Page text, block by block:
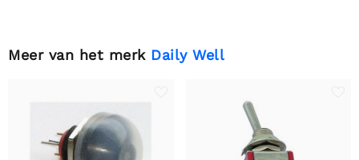
Meer van het merk Daily Well